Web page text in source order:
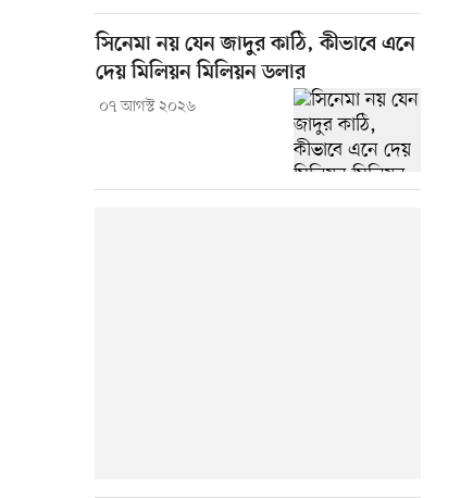
সিনেমা নয় যেন জাদুর কাঠি, কীভাবে এনে
দেয় মিলিয়ন মিলিয়ন ডলার
০৭ আগস্ট ২০২৬